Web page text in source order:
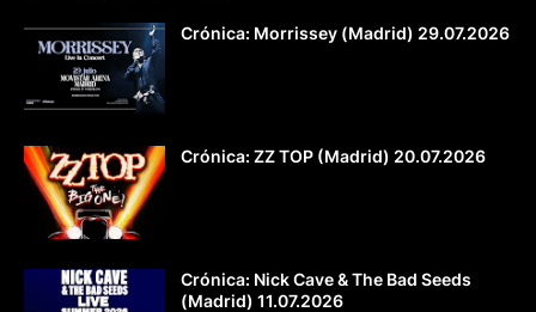
Crónica: Morrissey (Madrid) 29.07.2026
Crónica: ZZ TOP (Madrid) 20.07.2026
Crónica: Nick Cave & The Bad Seeds
(Madrid) 11.07.2026